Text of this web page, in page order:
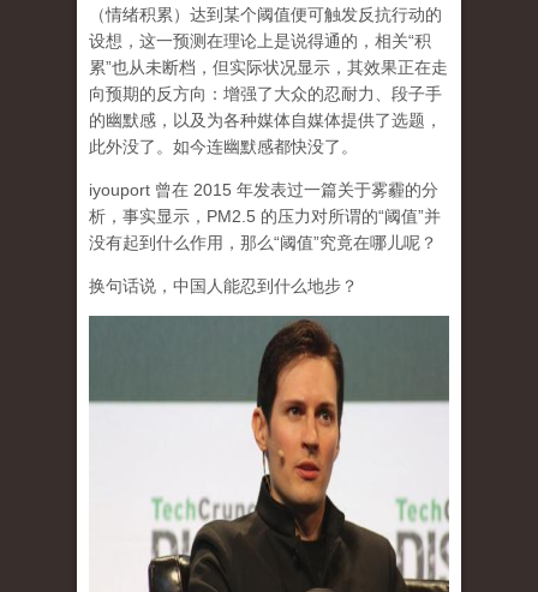
（情绪积累）达到某个阈值便可触发反抗行动的
设想，这一预测在理论上是说得通的，相关“积
累”也从未断档，但实际状况显示，其效果正在走
向预期的反方向：增强了大众的忍耐力、段子手
的幽默感，以及为各种媒体自媒体提供了选题，
此外没了。如今连幽默感都快没了。
iyouport 曾在 2015 年发表过一篇关于雾霾的分
析，事实显示，PM2.5 的压力对所谓的“阈值”并
没有起到什么作用，那么“阈值”究竟在哪儿呢？
换句话说，中国人能忍到什么地步？